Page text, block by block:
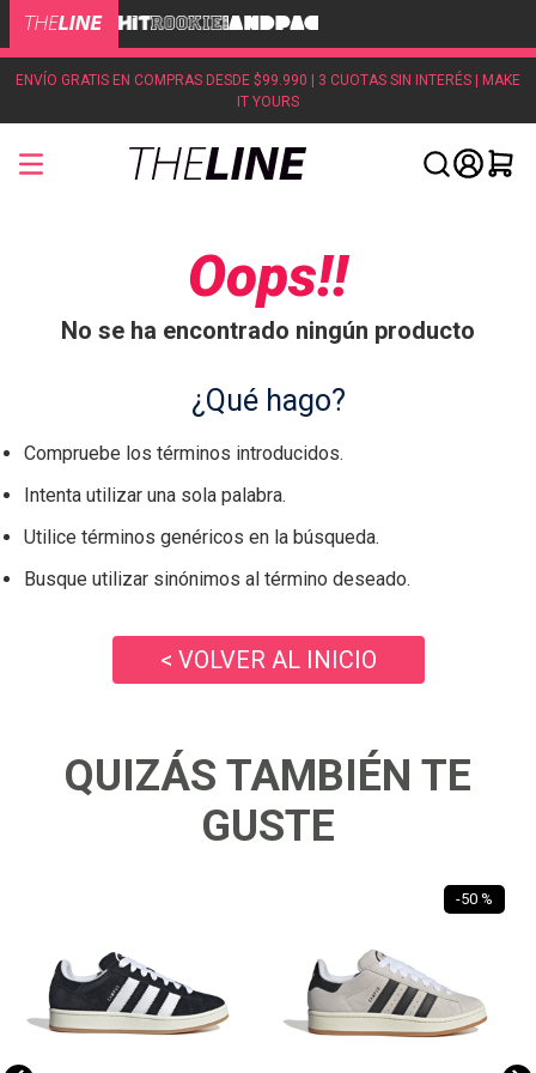
ENVÍO GRATIS EN COMPRAS DESDE $99.990 | 3 CUOTAS SIN INTERÉS | MAKE
IT YOURS
Oops!!
No se ha encontrado ningún producto
¿Qué hago?
Compruebe los términos introducidos.
Intenta utilizar una sola palabra.
Utilice términos genéricos en la búsqueda.
Busque utilizar sinónimos al término deseado.
< VOLVER AL INICIO
QUIZÁS TAMBIÉN TE
GUSTE
-50 %